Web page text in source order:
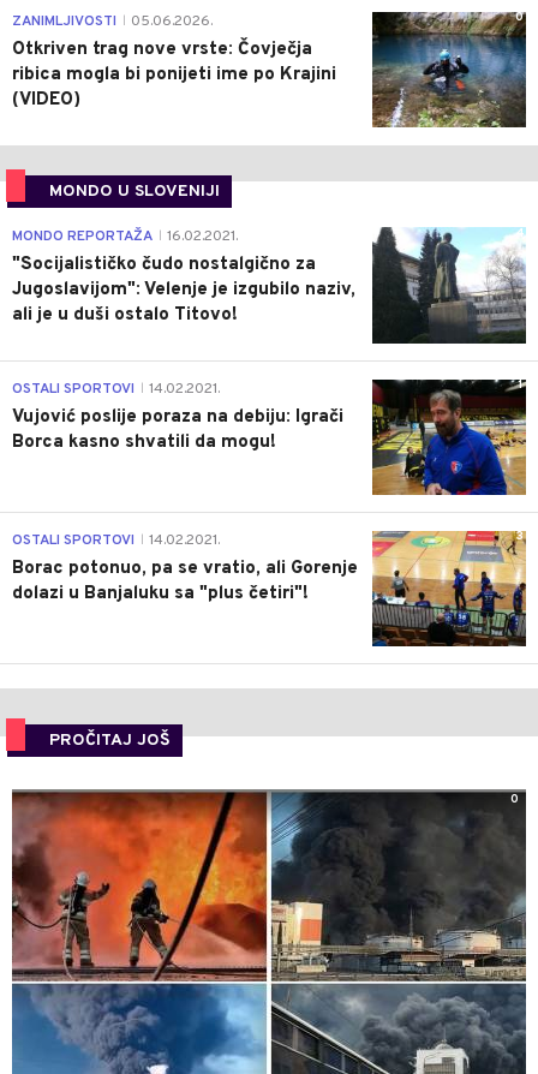
0
ZANIMLJIVOSTI 05.06.2026.
Otkriven trag nove vrste: Čovječja
ribica mogla bi ponijeti ime po Krajini
(VIDEO)
MONDO U SLOVENIJI
4
MONDO REPORTAŽA 16.02.2021.
"Socijalističko čudo nostalgično za
Jugoslavijom": Velenje je izgubilo naziv,
ali je u duši ostalo Titovo!
1
OSTALI SPORTOVI 14.02.2021.
Vujović poslije poraza na debiju: Igrači
Borca kasno shvatili da mogu!
3
OSTALI SPORTOVI 14.02.2021.
Borac potonuo, pa se vratio, ali Gorenje
dolazi u Banjaluku sa "plus četiri"!
PROČITAJ JOŠ
0